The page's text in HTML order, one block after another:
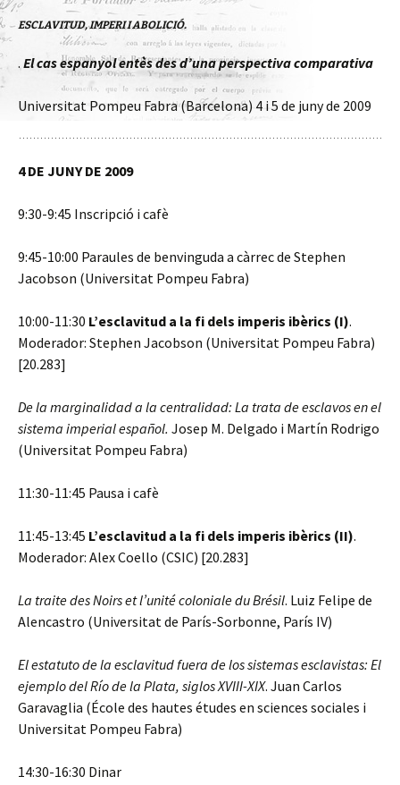
ESCLAVITUD, IMPERI I ABOLICIÓ.
. El cas espanyol entès des d’una perspectiva comparativa
Universitat Pompeu Fabra (Barcelona) 4 i 5 de juny de 2009
4 DE JUNY DE 2009
9:30-9:45 Inscripció i cafè
9:45-10:00 Paraules de benvinguda a càrrec de Stephen
Jacobson (Universitat Pompeu Fabra)
10:00-11:30 L’esclavitud a la fi dels imperis ibèrics (I).
Moderador: Stephen Jacobson (Universitat Pompeu Fabra)
[20.283]
De la marginalidad a la centralidad: La trata de esclavos en el
sistema imperial español. Josep M. Delgado i Martín Rodrigo
(Universitat Pompeu Fabra)
11:30-11:45 Pausa i cafè
11:45-13:45 L’esclavitud a la fi dels imperis ibèrics (II).
Moderador: Alex Coello (CSIC) [20.283]
La traite des Noirs et l’unité coloniale du Brésil. Luiz Felipe de
Alencastro (Universitat de París-Sorbonne, París IV)
El estatuto de la esclavitud fuera de los sistemas esclavistas: El
ejemplo del Río de la Plata, siglos XVIII-XIX. Juan Carlos
Garavaglia (École des hautes études en sciences sociales i
Universitat Pompeu Fabra)
14:30-16:30 Dinar